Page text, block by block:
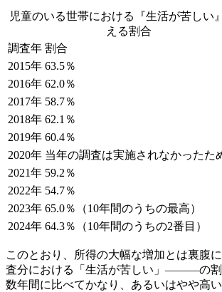
児童のいる世帯における『生活が苦しい
える割合
調査年 割合
2015年 63.5％
2016年 62.0％
2017年 58.7％
2018年 62.1％
2019年 60.4％
2020年 当年の調査は実施されなかったた
2021年 59.2％
2022年 54.7％
2023年 65.0％（10年間のうちの最高）
2024年 64.3％（10年間のうちの2番目）
このとおり、所得の大幅な増加とは裏腹
査分における「生活が苦しい」―――の割
数年間に比べてかなり、あるいはやや高い